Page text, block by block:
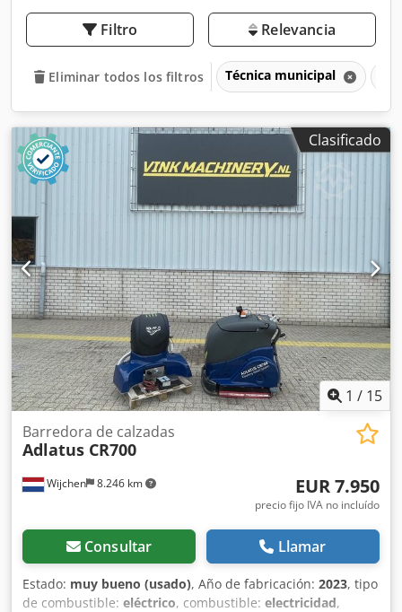
Filtro Relevancia
Eliminar todos los filtros Técnica municipal
Clasificado
1 / 15
Wijchen 8.246 km
Barredora de calzadas
Adlatus CR700
EUR 7.950
precio fijo IVA no incluído
Consultar Llamar
Estado: muy bueno (usado), Año de fabricación: 2023, tipo
de combustible: eléctrico, combustible: electricidad,